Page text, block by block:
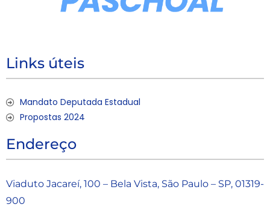
Links úteis
Mandato Deputada Estadual
Propostas 2024
Endereço
Viaduto Jacareí, 100 – Bela Vista, São Paulo – SP, 01319-
900